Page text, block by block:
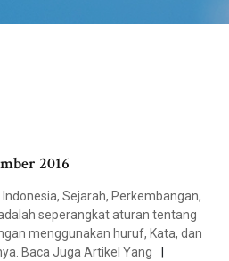
2016
Sejarah, Perkembangan,
seperangkat aturan tentang
menggunakan huruf, Kata, dan
Baca Juga Artikel Yang